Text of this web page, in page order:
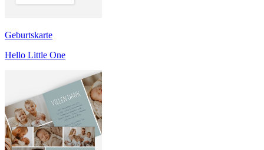
Geburtskarte
Hello Little One